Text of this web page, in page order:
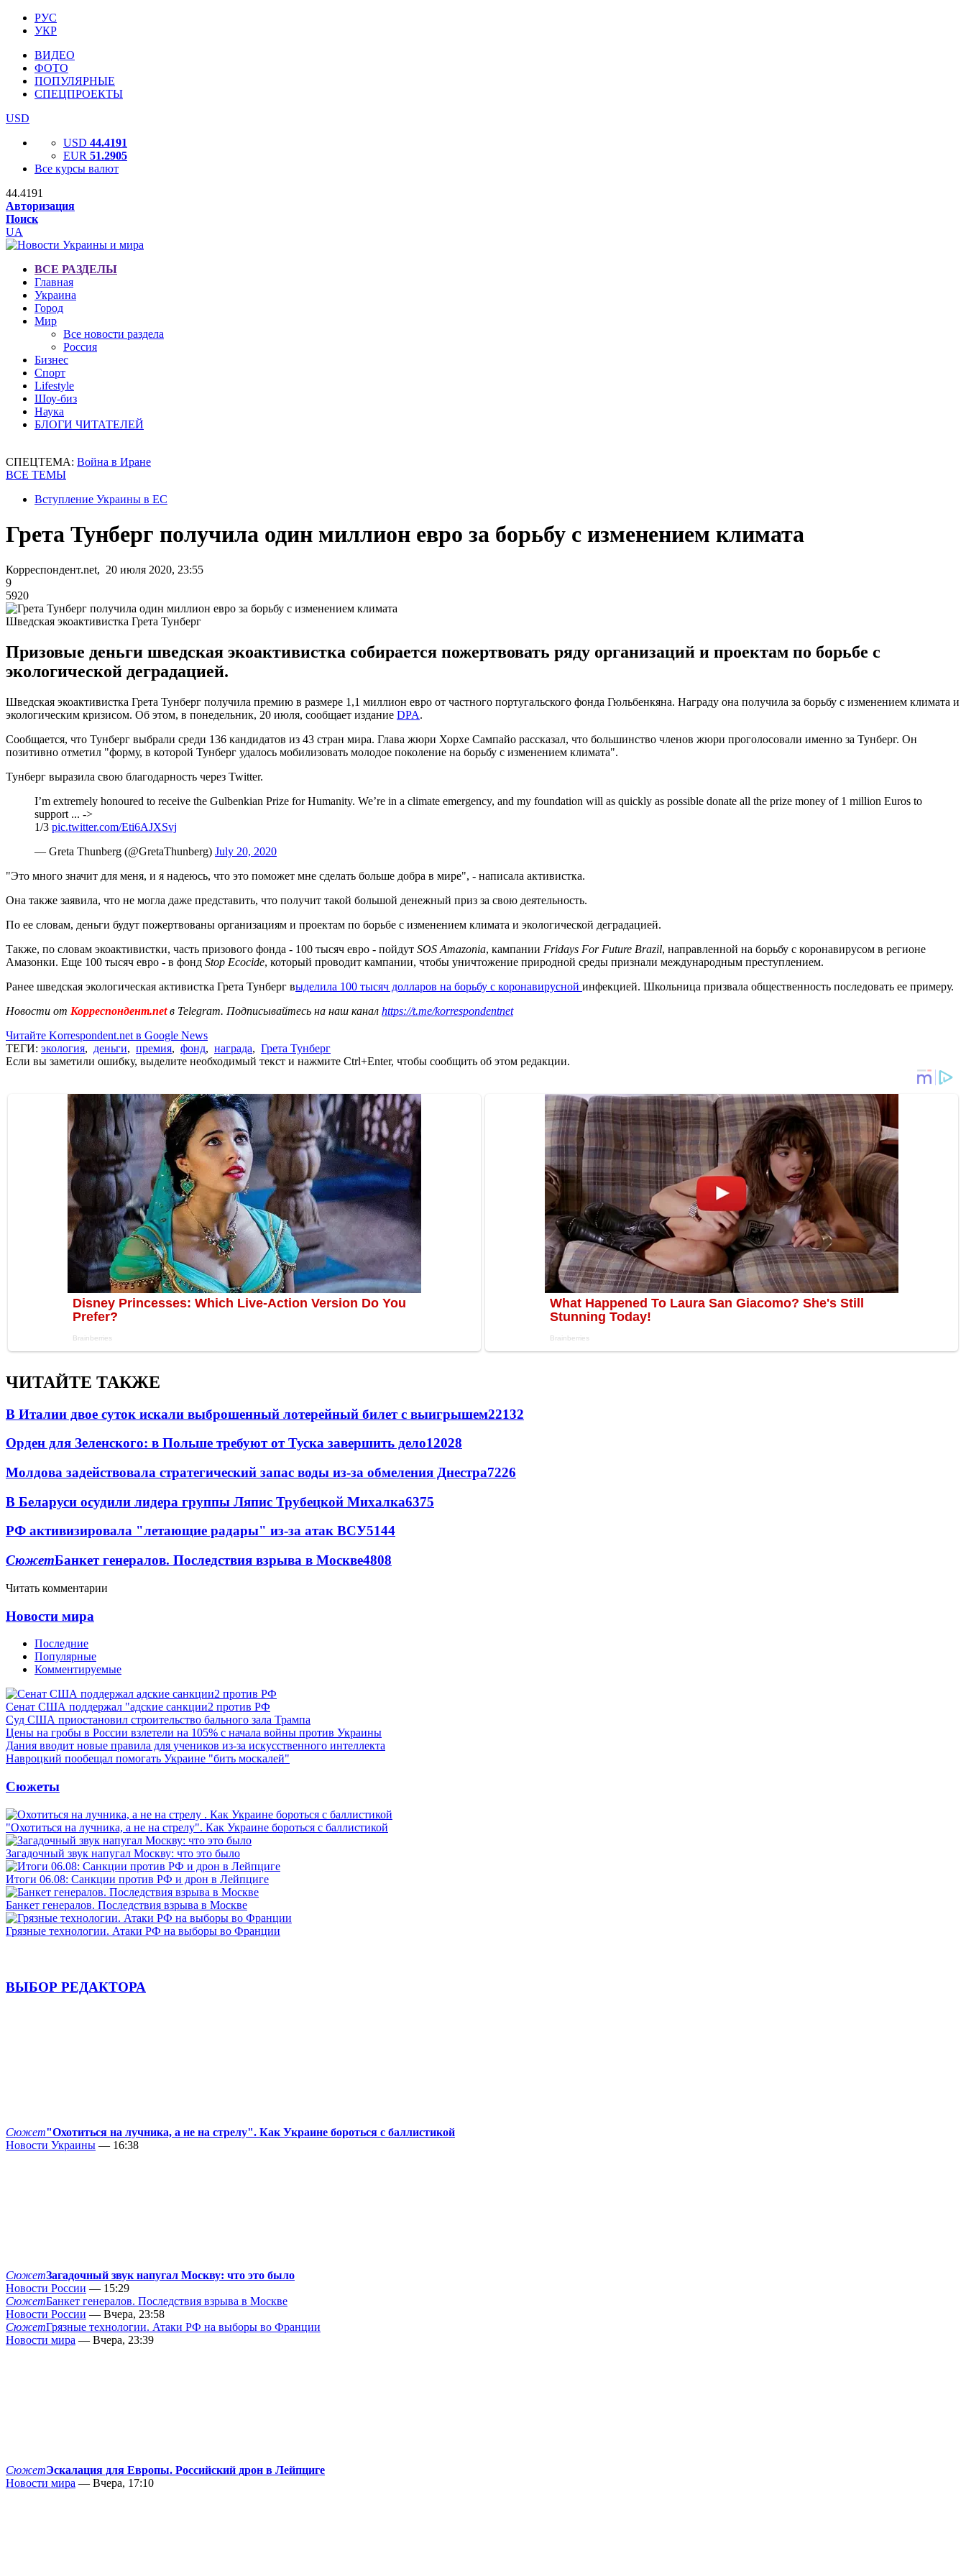
РУС
УКР
ВИДЕО
ФОТО
ПОПУЛЯРНЫЕ
СПЕЦПРОЕКТЫ
USD
USD 44.4191
EUR 51.2905
Все курсы валют
44.4191
Авторизация
Поиск
UA
ВСЕ РАЗДЕЛЫ
Главная
Украина
Город
Мир
Все новости раздела
Россия
Бизнес
Спорт
Lifestyle
Шоу-биз
Наука
БЛОГИ ЧИТАТЕЛЕЙ
СПЕЦТЕМА: Война в Иране
ВСЕ ТЕМЫ
Вступление Украины в ЕС
Грета Тунберг получила один миллион евро за борьбу с изменением климата
Корреспондент.net, 20 июля 2020, 23:55
9
5920
Шведская экоактивистка Грета Тунберг
Призовые деньги шведская экоактивистка собирается пожертвовать ряду организаций и проектам по борьбе с
экологической деградацией.
Шведская экоактивистка Грета Тунберг получила премию в размере 1,1 миллион евро от частного португальского фонда Гюльбенкяна. Награду она получила за борьбу с изменением климата и
экологическим кризисом. Об этом, в понедельник, 20 июля, сообщает издание DPA.
Сообщается, что Тунберг выбрали среди 136 кандидатов из 43 стран мира. Глава жюри Хорхе Сампайо рассказал, что большинство членов жюри проголосовали именно за Тунберг. Он
позитивно отметил "форму, в которой Тунберг удалось мобилизовать молодое поколение на борьбу с изменением климата".
Тунберг выразила свою благодарность через Twitter.
I’m extremely honoured to receive the Gulbenkian Prize for Humanity. We’re in a climate emergency, and my foundation will as quickly as possible donate all the prize money of 1 million Euros to
support ... ->
1/3 pic.twitter.com/Eti6AJXSvj
— Greta Thunberg (@GretaThunberg) July 20, 2020
"Это много значит для меня, и я надеюсь, что это поможет мне сделать больше добра в мире", - написала активистка.
Она также заявила, что не могла даже представить, что получит такой большой денежный приз за свою деятельность.
По ее словам, деньги будут пожертвованы организациям и проектам по борьбе с изменением климата и экологической деградацией.
Также, по словам экоактивистки, часть призового фонда - 100 тысяч евро - пойдут SOS Amazonia, кампании Fridays For Future Brazil, направленной на борьбу с коронавирусом в регионе
Амазонки. Еще 100 тысяч евро - в фонд Stop Ecocide, который проводит кампании, чтобы уничтожение природной среды признали международным преступлением.
Ранее шведская экологическая активистка Грета Тунберг выделила 100 тысяч долларов на борьбу с коронавирусной инфекцией. Школьница призвала общественность последовать ее примеру.
Новости от Корреспондент.netв Telegram. Подписывайтесь на наш канал https://t.me/korrespondentnet
Читайте Korrespondent.net в Google News
ТЕГИ: экология, деньги, премия, фонд, награда, Грета Тунберг
Если вы заметили ошибку, выделите необходимый текст и нажмите Ctrl+Enter, чтобы сообщить об этом редакции.
ЧИТАЙТЕ ТАКЖЕ
В Италии двое суток искали выброшенный лотерейный билет с выигрышем22132
Орден для Зеленского: в Польше требуют от Туска завершить дело12028
Молдова задействовала стратегический запас воды из-за обмеления Днестра7226
В Беларуси осудили лидера группы Ляпис Трубецкой Михалка6375
РФ активизировала "летающие радары" из-за атак ВСУ5144
СюжетБанкет генералов. Последствия взрыва в Москве4808
Читать комментарии
Новости мира
Последние
Популярные
Комментируемые
Сенат США поддержал "адские санкции2 против РФ
Суд США приостановил строительство бального зала Трампа
Цены на гробы в России взлетели на 105% с начала войны против Украины
Дания вводит новые правила для учеников из-за искусственного интеллекта
Навроцкий пообещал помогать Украине "бить москалей"
Сюжеты
"Охотиться на лучника, а не на стрелу". Как Украине бороться с баллистикой
Загадочный звук напугал Москву: что это было
Итоги 06.08: Санкции против РФ и дрон в Лейпциге
Банкет генералов. Последствия взрыва в Москве
Грязные технологии. Атаки РФ на выборы во Франции
ВЫБОР РЕДАКТОРА
Сюжет"Охотиться на лучника, а не на стрелу". Как Украине бороться с баллистикой
Новости Украины — 16:38
СюжетЗагадочный звук напугал Москву: что это было
Новости России — 15:29
СюжетБанкет генералов. Последствия взрыва в Москве
Новости России — Вчера, 23:58
СюжетГрязные технологии. Атаки РФ на выборы во Франции
Новости мира — Вчера, 23:39
СюжетЭскалация для Европы. Российский дрон в Лейпциге
Новости мира — Вчера, 17:10